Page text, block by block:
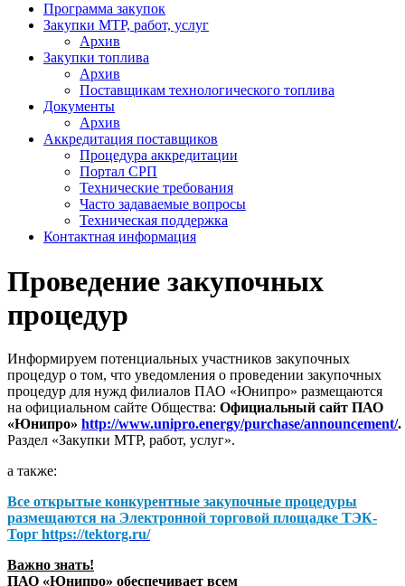
Программа закупок
Закупки МТР, работ, услуг
Архив
Закупки топлива
Архив
Поставщикам технологического топлива
Документы
Архив
Аккредитация поставщиков
Процедура аккредитации
Портал СРП
Технические требования
Часто задаваемые вопросы
Техническая поддержка
Контактная информация
Проведение закупочных
процедур
Информируем потенциальных участников закупочных
процедур о том, что уведомления о проведении закупочных
процедур для нужд филиалов ПАО «Юнипро» размещаются
на официальном сайте Общества: Официальный сайт ПАО
«Юнипро» http://www.unipro.energy/purchase/announcement/.
Раздел «Закупки МТР, работ, услуг».
а также:
Все открытые конкурентные закупочные процедуры
размещаются на Электронной торговой площадке ТЭК-
Торг https://tektorg.ru/
Важно знать!
ПАО «Юнипро» обеспечивает всем